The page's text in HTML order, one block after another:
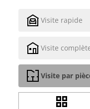
Visite rapide
Visite
Visite par